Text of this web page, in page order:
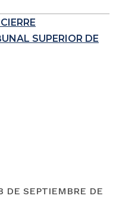
SUPERIOR DE
DE SEPTIEMBRE DE